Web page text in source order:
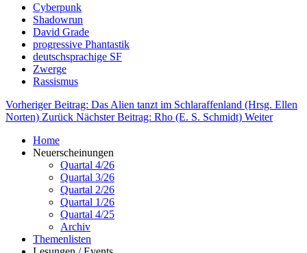
Cyberpunk
Shadowrun
David Grade
progressive Phantastik
deutschsprachige SF
Zwerge
Rassismus
Vorheriger Beitrag: Das Alien tanzt im Schlaraffenland (Hrsg. Ellen
Norten) Zurück Nächster Beitrag: Rho (E. S. Schmidt) Weiter
Home
Neuerscheinungen
Quartal 4/26
Quartal 3/26
Quartal 2/26
Quartal 1/26
Quartal 4/25
Archiv
Themenlisten